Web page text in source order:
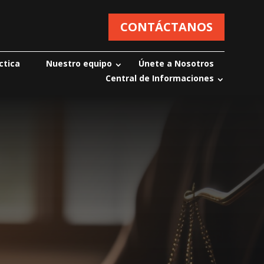
CONTÁCTANOS
Nuestro equipo
Únete a Nosotros
Central de Informaciones